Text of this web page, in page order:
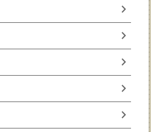
chevron_right
chevron_right
chevron_right
chevron_right
chevron_right